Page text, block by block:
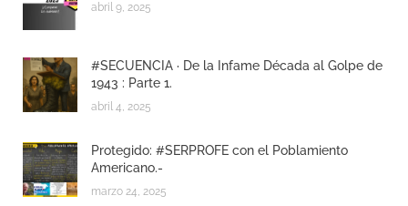
abril 9, 2025
#SECUENCIA · De la Infame Década al Golpe de
1943 : Parte 1.
abril 4, 2025
Protegido: #SERPROFE con el Poblamiento
Americano.-
marzo 24, 2025